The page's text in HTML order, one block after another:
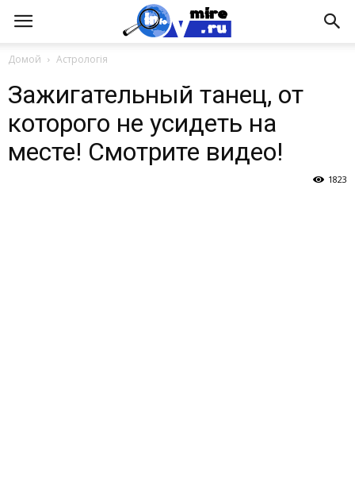
Домой Астрологія
Зажигательный танец, от
которого не усидеть на
месте! Смотрите видео!
1823